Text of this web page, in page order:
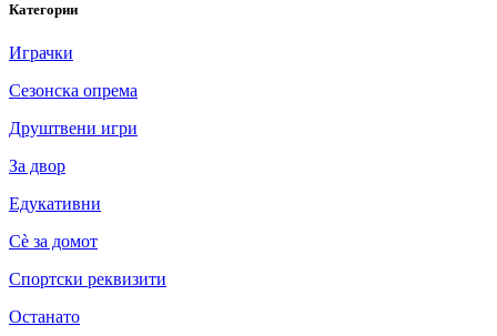
Категории
Играчки
Сезонска опрема
Друштвени игри
За двор
Едукативни
Сè за домот
Спортски реквизити
Останато